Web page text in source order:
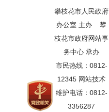
攀枝花市人民政府
办公室 主办 攀
枝花市政府网站事
务中心 承办
市民热线：0812-
12345 网站技术
维护电话：0812-
3356287